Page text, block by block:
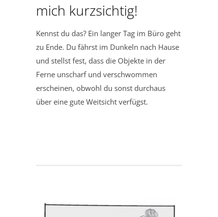
mich kurzsichtig!
Kennst du das? Ein langer Tag im Büro geht
zu Ende. Du fährst im Dunkeln nach Hause
und stellst fest, dass die Objekte in der
Ferne unscharf und verschwommen
erscheinen, obwohl du sonst durchaus
über eine gute Weitsicht verfügst.